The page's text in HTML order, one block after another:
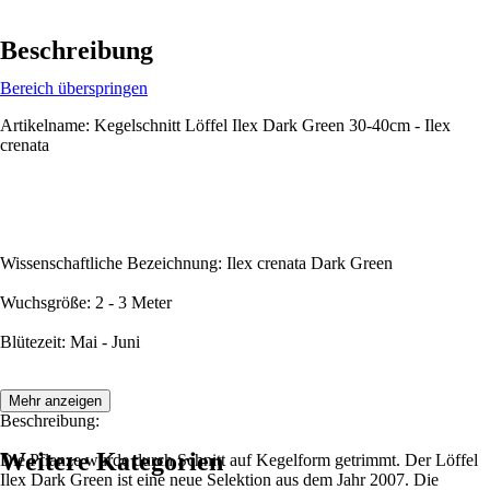
Beschreibung
Bereich überspringen
Artikelname: Kegelschnitt Löffel Ilex Dark Green 30-40cm - Ilex
crenata
Wissenschaftliche Bezeichnung: Ilex crenata Dark Green
Wuchsgröße: 2 - 3 Meter
Blütezeit: Mai - Juni
Beschreibung:
Die Pflanze wurde durch Schnitt auf Kegelform getrimmt. Der Löffel
Ilex Dark Green ist eine neue Selektion aus dem Jahr 2007. Die
Mehr anzeigen
Weitere Kategorien